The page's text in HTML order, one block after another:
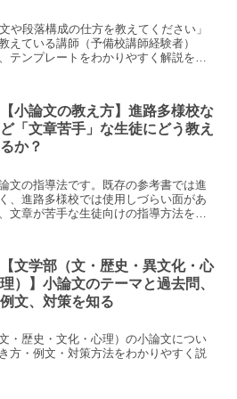
や段落構成の仕方を教えてください」
えている講師（予備校講師経験者）
テンプレートをわかりやすく解説をし
【小論文の教え方】進路多様校な
ど「文章苦手」な生徒にどう教え
るか？
文の指導法です。既存の参考書では進
、進路多様校では使用しづらい面があ
文章が苦手な生徒向けの指導方法を共
【文学部（文・歴史・異文化・心
理）】小論文のテーマと過去問、
例文、対策を知る
・歴史・文化・心理）の小論文につい
方・例文・対策方法をわかりやすく説